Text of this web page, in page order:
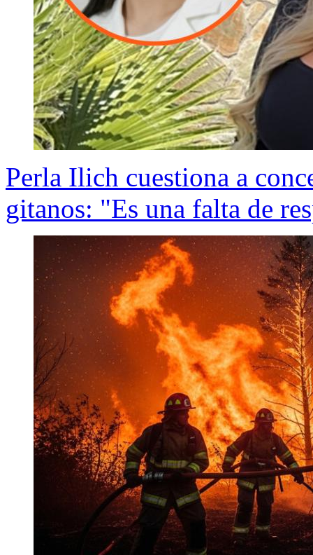
Perla Ilich cuestiona a
gitanos: "Es una falta de